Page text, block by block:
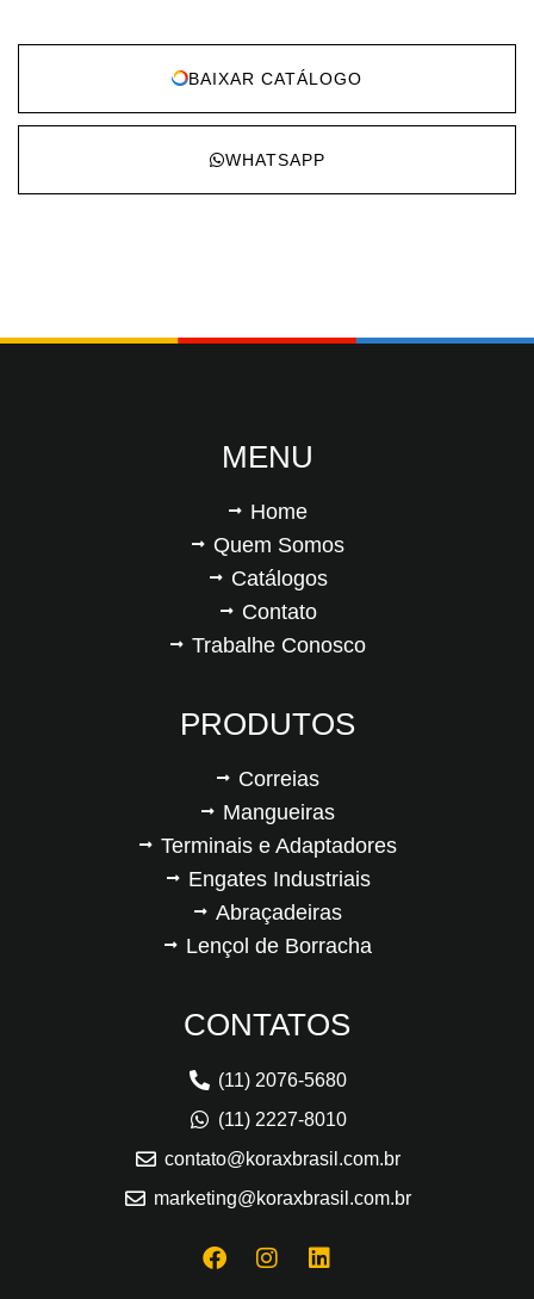
BAIXAR CATÁLOGO
WHATSAPP
MENU
Home
Quem Somos
Catálogos
Contato
Trabalhe Conosco
PRODUTOS
Correias
Mangueiras
Terminais e Adaptadores
Engates Industriais
Abraçadeiras
Lençol de Borracha
CONTATOS
(11) 2076-5680
(11) 2227-8010
contato@koraxbrasil.com.br
marketing@koraxbrasil.com.br